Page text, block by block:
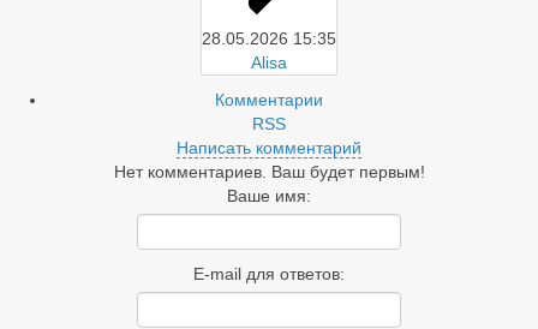
28.05.2026 15:35
Alisa
Комментарии
RSS
Написать комментарий
Нет комментариев. Ваш будет первым!
Ваше имя:
E-mail для ответов: